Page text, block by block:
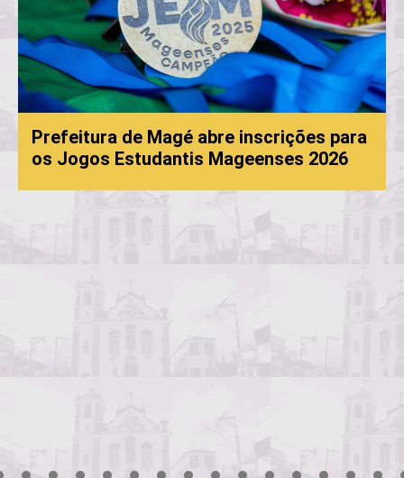
Prefeitura de Magé abre inscrições para
os Jogos Estudantis Mageenses 2026